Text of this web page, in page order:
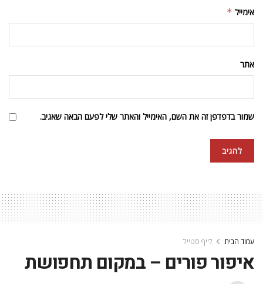
אימייל *
אתר
שמור בדפדפן זה את השם, האימייל והאתר שלי לפעם הבאה שאגיב.
עמוד הבית לייף סטייל
איפור פורים – במקום תחפושת